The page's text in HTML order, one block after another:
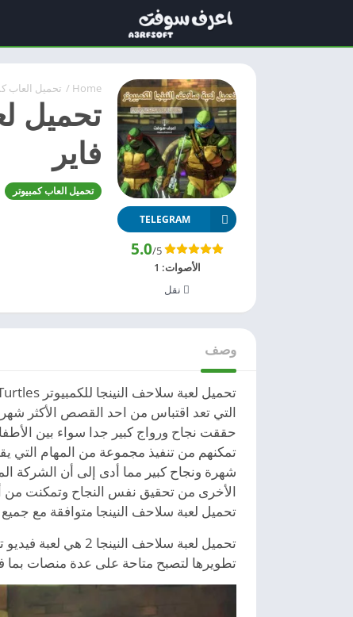
Home
/ تحميل العاب
تحميل
فاير
تحميل العاب كمبيوتر
TELEGRAM
5.0/5
الأصوات: 1
نقل
وصف
تحميل لعبة سلاحف النينجا للكمبيوتر Download Ninja Turtles من ميديا فاير لعبة سلاحف النينجا أجمل العاب الفيديو جيم المتميزة في موقع
التي تعد اقتباس من احد القصص الأكثر
حققت نجاح ورواج كبير جدا سواء بين
تمكنهم من تنفيذ مجموعة من المهام التي
شهرة ونجاح كبير مما أدى إلى أن الشركة
الأخرى من تحقيق نفس النجاح وتمكنت من
تحميل لعبة سلاحف النينجا متوافقة مع
تطويرها لتصبح متاحة على عدة منصات بما